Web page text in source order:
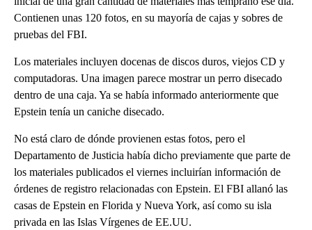
Contienen unas 120 fotos, en su mayoría de cajas y sobres de
pruebas del FBI.
Los materiales incluyen docenas de discos duros, viejos CD y
computadoras. Una imagen parece mostrar un perro disecado
dentro de una caja. Ya se había informado anteriormente que
Epstein tenía un caniche disecado.
No está claro de dónde provienen estas fotos, pero el
Departamento de Justicia había dicho previamente que parte de
los materiales publicados el viernes incluirían información de
órdenes de registro relacionadas con Epstein. El FBI allanó las
casas de Epstein en Florida y Nueva York, así como su isla
privada en las Islas Vírgenes de EE.UU.